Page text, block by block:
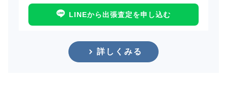
LINEから出張査定を申し込む
詳しくみる